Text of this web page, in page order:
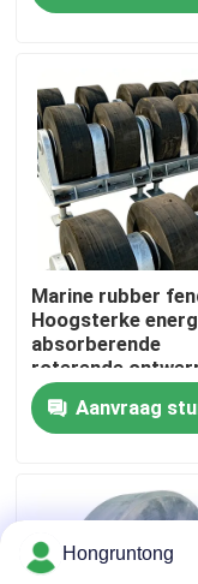
Over ons
Fabriekstocht
Vraag een offerte
Dok
Yokohama
Pneumatisch
Marine rubber
Hoogsterke
absorberende
roterende
Aanvraag
Hongruntong